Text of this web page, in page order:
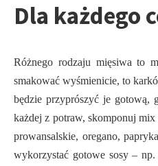
Dla każdego
Różnego rodzaju mięsiwa to
smakować wyśmienicie, to
będzie przyprószyć je gotową,
każdej z potraw, skomponuj
prowansalskie, oregano,
wykorzystać gotowe sosy – np.